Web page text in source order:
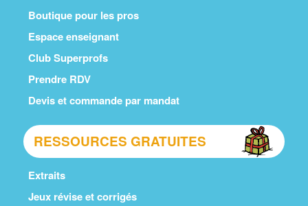
Boutique pour les pros
Espace enseignant
Club Superprofs
Prendre RDV
Devis et commande par mandat
RESSOURCES GRATUITES
Extraits
Jeux révise et corrigés